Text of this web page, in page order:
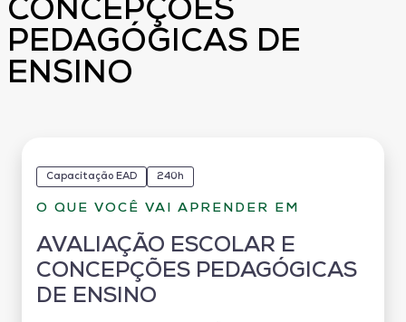
CONCEPÇÕES
PEDAGÓGICAS DE
ENSINO
Capacitação EAD 240h
O QUE VOCÊ VAI APRENDER EM
AVALIAÇÃO ESCOLAR E
CONCEPÇÕES PEDAGÓGICAS
DE ENSINO